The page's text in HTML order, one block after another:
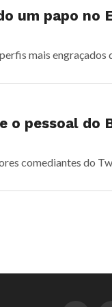
um papo no
mais
o pessoal do
comediantes do